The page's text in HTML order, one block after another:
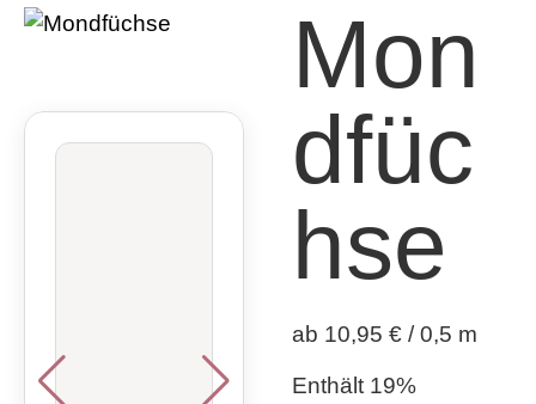
Mon
dfüc
hse
ab 10,95 € / 0,5 m
Enthält 19%